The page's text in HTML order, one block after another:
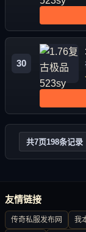
30
共7页198条记录
友情链接
传奇私服发布网 我